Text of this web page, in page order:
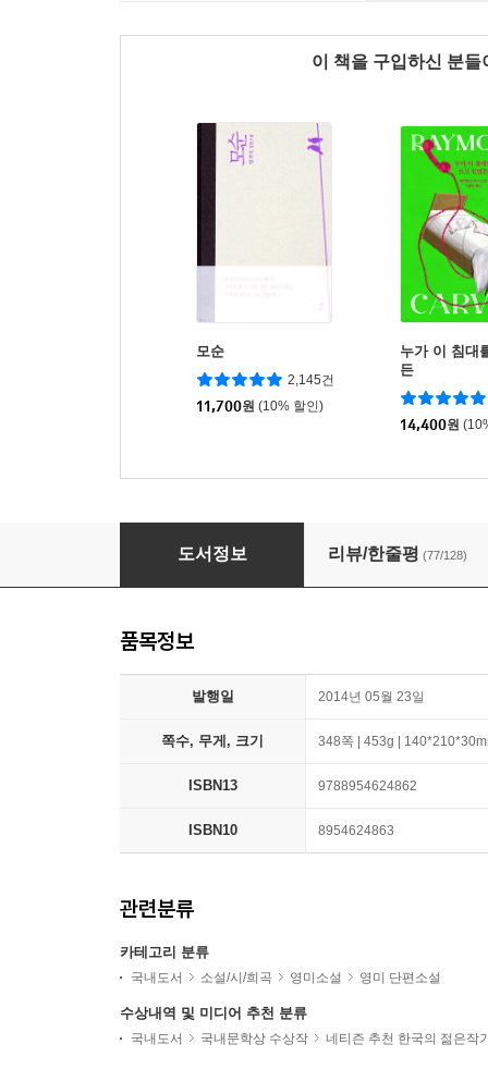
이 책을 구입하신 분
모순
2,145건
11,700원 (10% 할인)
누가 이 침대
든
14,400원
도서정보 리뷰/한줄평 (77/128)
품목정보
발행일 2014년 05월 23일
쪽수, 무게, 크기 348쪽 | 453g |
ISBN13 9788954624862
ISBN10 8954624863
관련분류
카테고리 분류
국내도서 소설/시/희곡 영미소설 영미 단편소설
수상내역 및 미디어 추천 분류
국내도서 국내문학상 수상작 네티즌 추천 한국의 젊은작